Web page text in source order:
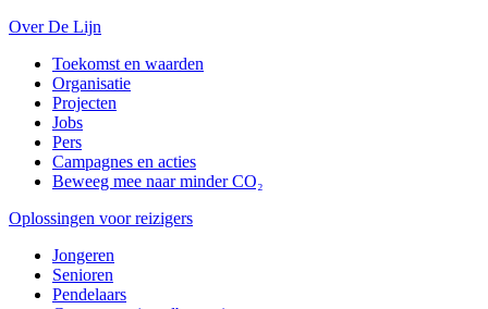
Over De Lijn
Toekomst en waarden
Organisatie
Projecten
Jobs
Pers
Campagnes en acties
Beweeg mee naar minder CO₂
Oplossingen voor reizigers
Jongeren
Senioren
Pendelaars